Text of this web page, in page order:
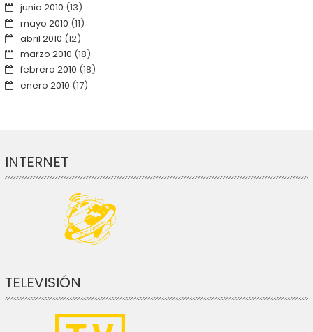
junio 2010 (13)
mayo 2010 (11)
abril 2010 (12)
marzo 2010 (18)
febrero 2010 (18)
enero 2010 (17)
INTERNET
TELEVISIÓN